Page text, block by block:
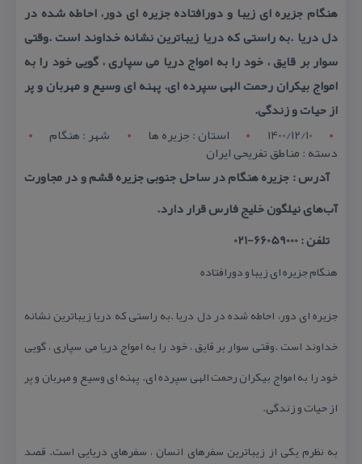
هنگام جزیره ای زیبا و دورافتاده جزیره ای دور، احاطه شده در
دل دریا .به راستی كه دریا زیباترین نشانه خداوند است .وقتی
سوار بر قایق ، خود را به امواج دریا می سپاری ، گویی خود را به
امواج بیكران رحمت الهی سپرده ای. پهنه ای وسیع و مهربان و پر
از حیات و زندگی.
1400/12/10
استان : جزیره ها شهر : هنگام
دسته : مناطق تفریحی ایران
آدرس : جزیره هنگام در ساحل جنوبی جزیره قشم و در مجاورت
آب‌های نیلگون خلیج فارس قرار‌ دارد.
تلفن : 66059000-021
هنگام جزیره ای زیبا و دورافتاده
جزیره ای دور، احاطه شده در دل دریا .به راستی كه دریا زیباترین نشانه
خداوند است .وقتی سوار بر قایق ، خود را به امواج دریا می سپاری ، گویی
خود را به امواج بیكران رحمت الهی سپرده ای. پهنه ای وسیع و مهربان و پر
از حیات و زندگی.
به نظرم یكی از زیباترین سفرهای انسان ، سفرهای دریایی است. قصد